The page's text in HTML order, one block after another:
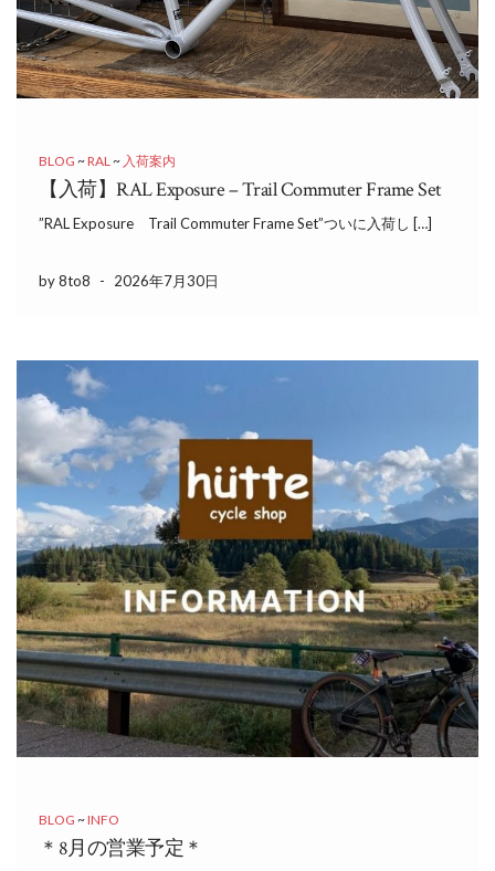
BLOG ~RAL~ 入荷案内
【入荷】RAL Exposure – Trail Commuter Frame Set
”RAL Exposure Trail Commuter Frame Set”ついに入荷し […]
by 8to8 - 2026年7月30日
BLOG ~INFO
＊8月の営業予定＊